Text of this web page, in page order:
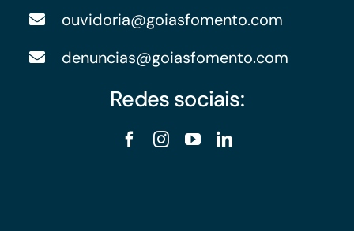
ouvidoria@goiasfomento.com
denuncias@goiasfomento.com
Redes sociais: